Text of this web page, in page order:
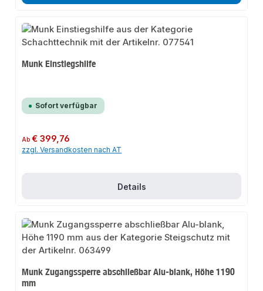
Munk Einstiegshilfe
Sofort verfügbar
Regulärer Preis:
Ab€ 399,76
zzgl. Versandkosten nach AT
Details
Munk Zugangssperre abschließbar Alu-blank, Höhe 1190
mm